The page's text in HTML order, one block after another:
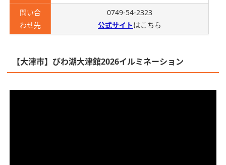
問い合
わせ先
0749-54-2323
公式サイトはこちら
【大津市】びわ湖大津館2026イルミネーション